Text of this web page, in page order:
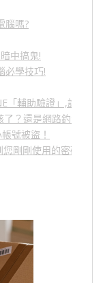
腦嗎?
中搞鬼!
必學技巧!
「輔助驗證」,詐騙
？還是網路釣魚？
號被盜！
剛剛使用的密碼」